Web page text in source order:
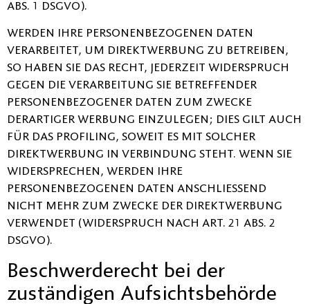
ABS. 1 DSGVO).
WERDEN IHRE PERSONENBEZOGENEN DATEN
VERARBEITET, UM DIREKTWERBUNG ZU BETREIBEN,
SO HABEN SIE DAS RECHT, JEDERZEIT WIDERSPRUCH
GEGEN DIE VERARBEITUNG SIE BETREFFENDER
PERSONENBEZOGENER DATEN ZUM ZWECKE
DERARTIGER WERBUNG EINZULEGEN; DIES GILT AUCH
FÜR DAS PROFILING, SOWEIT ES MIT SOLCHER
DIREKTWERBUNG IN VERBINDUNG STEHT. WENN SIE
WIDERSPRECHEN, WERDEN IHRE
PERSONENBEZOGENEN DATEN ANSCHLIESSEND
NICHT MEHR ZUM ZWECKE DER DIREKTWERBUNG
VERWENDET (WIDERSPRUCH NACH ART. 21 ABS. 2
DSGVO).
Beschwerde­recht bei der
zuständigen Aufsichts­behörde